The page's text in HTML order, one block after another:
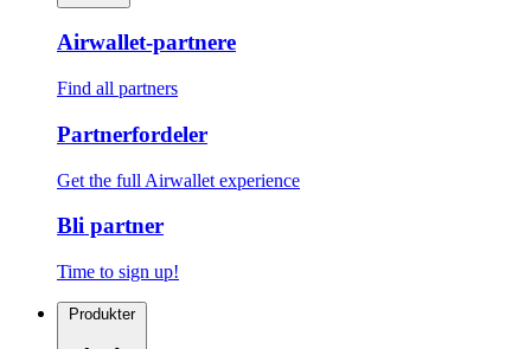
Airwallet-partnere
Find all partners
Partnerfordeler
Get the full Airwallet experience
Bli partner
Time to sign up!
Produkter